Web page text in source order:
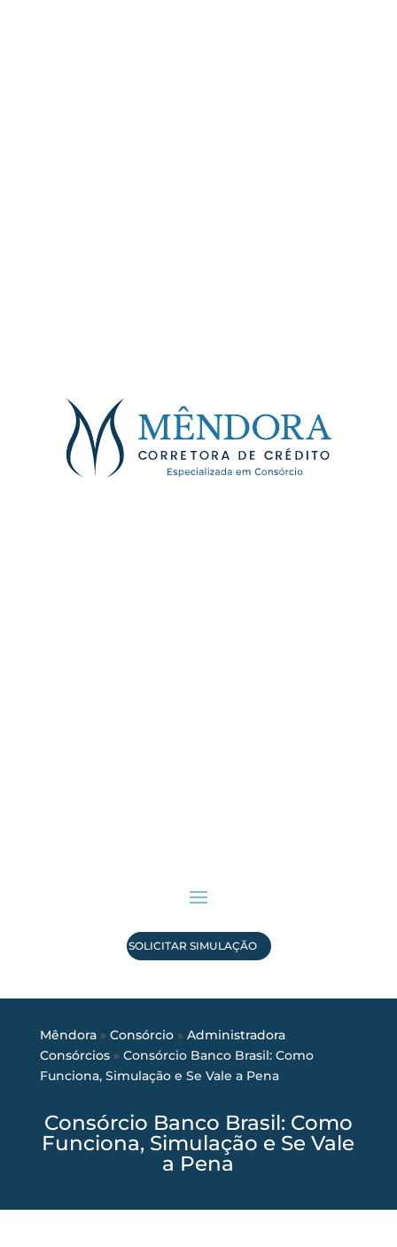
SOLICITAR SIMULAÇÃO
Mêndora» Consórcio» Administradora
Consórcios» Consórcio Banco Brasil: Como
Funciona, Simulação e Se Vale a Pena
Consórcio Banco Brasil: Como
Funciona, Simulação e Se Vale
a Pena